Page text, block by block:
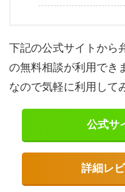
下記の公式サイトから
の無料相談が利用でき
なので気軽に利用して
公式サ
詳細レ